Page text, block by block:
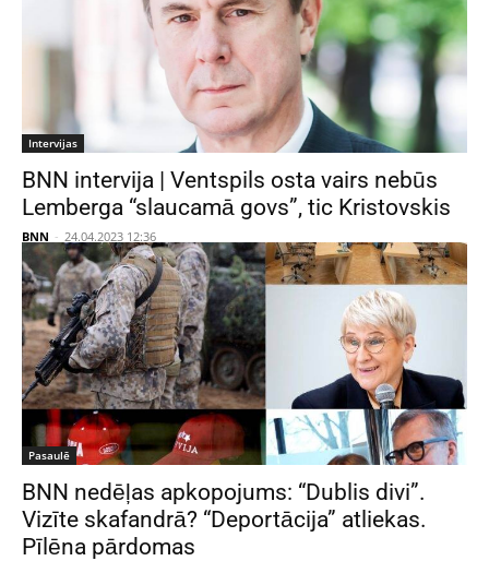
Intervijas
BNN intervija | Ventspils osta vairs nebūs
Lemberga “slaucamā govs”, tic Kristovskis
BNN - 24.04.2023 12:36
Pasaulē
BNN nedēļas apkopojums: “Dublis divi”.
Vizīte skafandrā? “Deportācija” atliekas.
Pīlēna pārdomas